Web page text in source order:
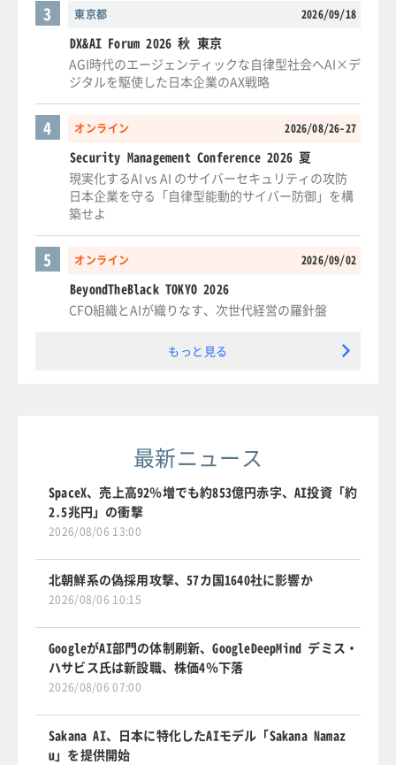
東京都 2026/09/18
3
DX&AI Forum 2026 秋 東京
AGI時代のエージェンティックな自律型社会へAI×デ
ジタルを駆使した日本企業のAX戦略
オンライン 2026/08/26-27
4
Security Management Conference 2026 夏
現実化するAI vs AI のサイバーセキュリティの攻防
日本企業を守る「自律型能動的サイバー防御」を構
築せよ
オンライン 2026/09/02
5
BeyondTheBlack TOKYO 2026
CFO組織とAIが織りなす、次世代経営の羅針盤
もっと見る
最新ニュース
SpaceX、売上高92％増でも約853億円赤字、AI投資「約
2.5兆円」の衝撃
2026/08/06 13:00
北朝鮮系の偽採用攻撃、57カ国1640社に影響か
2026/08/06 10:15
GoogleがAI部門の体制刷新、GoogleDeepMind デミス・
ハサビス氏は新設職、株価4％下落
2026/08/06 07:00
Sakana AI、日本に特化したAIモデル「Sakana Namaz
u」を提供開始